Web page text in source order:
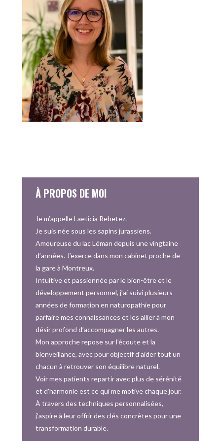
À PROPOS DE MOI
Je m’appelle Laeticia Rebetez.
Je suis née sous les sapins jurassiens.
Amoureuse du lac Léman depuis une vingtaine
d’années. J’exerce dans mon cabinet proche de
la gare à Montreux.
Intuitive et passionnée par le bien-être et le
développement personnel, j’ai suivi plusieurs
années de formation en naturopathie pour
parfaire mes connaissances et les allier à mon
désir profond d’accompagner les autres.
Mon approche repose sur l’écoute et la
bienveillance, avec pour objectif d’aider tout un
chacun à retrouver son équilibre naturel.
Voir mes patients repartir avec plus de sérénité
et d’harmonie est ce qui me motive chaque jour.
À travers des techniques personnalisées,
j’aspire à leur offrir des clés concrètes pour une
transformation durable.